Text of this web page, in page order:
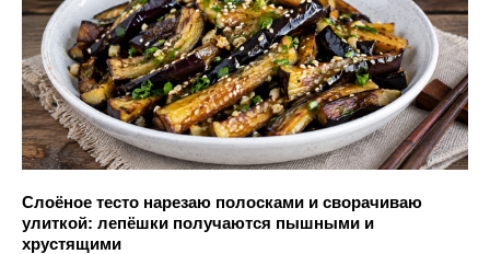
Слоёное тесто нарезаю полосками и сворачиваю
улиткой: лепёшки получаются пышными и
хрустящими